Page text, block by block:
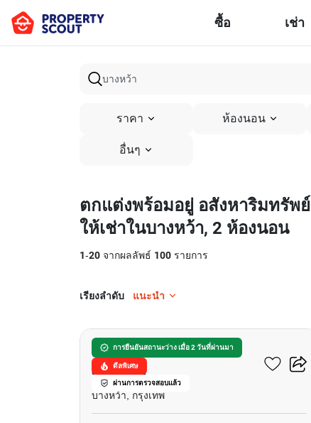
ซื้อ เช่า
ราคา ห้องนอน
อื่นๆ
ตกแต่งพร้อมอยู่ อสังหาริมทรัพย์
ให้เช่าในบางหว้า, 2 ห้องนอน
1-20 จากผลลัพธ์ 100 รายการ
เรียงลำดับ แนะนำ
การยืนยันสถานะว่าง เมื่อ 2 วันที่ผ่านมา
ดีลพิเศษ
ผ่านการตรวจสอบแล้ว
ศุภาลัย เวอเรนด้า สถานี
ภาษีเจริญ
บางหว้า, กรุงเทพ